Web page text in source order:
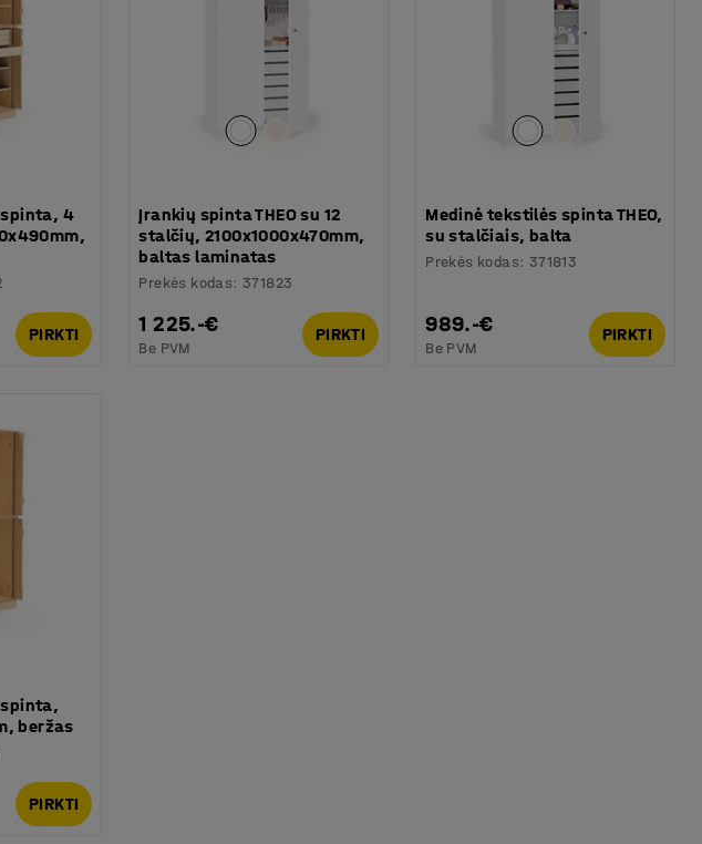
spinta, 4
PIRKTI
Įrankių spinta THEO su 12
stalčių, 2100x1000x470mm,
baltas laminatas
Prekės kodas:371823
1 225.-€
Be PVM
PIRKTI
Medinė tekstilės spinta THEO,
su stalčiais, balta
Prekės kodas: 371813
989.-€
Be PVM
PIRKTI
spinta,
beržas
PIRKTI